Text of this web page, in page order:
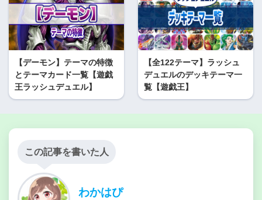
【デーモン】テーマの特徴
とテーマカード一覧【遊戯
王ラッシュデュエル】
【全122テーマ】ラッシュ
デュエルのデッキテーマ一
覧【遊戯王】
この記事を書いた人
わかはぴ